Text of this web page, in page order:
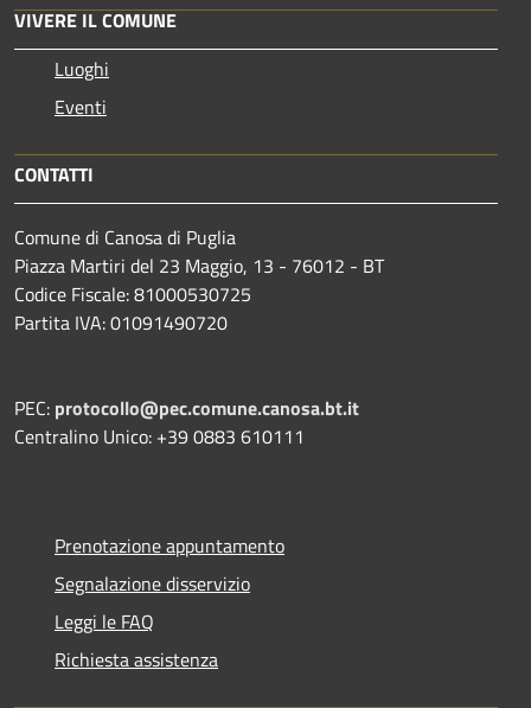
VIVERE IL COMUNE
Luoghi
Eventi
CONTATTI
Comune di Canosa di Puglia
Piazza Martiri del 23 Maggio, 13 - 76012 - BT
Codice Fiscale: 81000530725
Partita IVA: 01091490720
PEC: protocollo@pec.comune.canosa.bt.it
Centralino Unico: +39 0883 610111
Prenotazione appuntamento
Segnalazione disservizio
Leggi le FAQ
Richiesta assistenza